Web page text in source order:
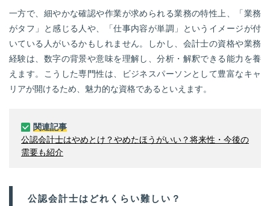
一方で、細やかな確認や作業が求められる業務の特性上、「業務
がタフ」と感じる人や、「仕事内容が単調」というイメージが付
いている人がいるかもしれません。しかし、会計士の資格や業務
経験は、数字の背景や意味を理解し、分析・解釈できる能力を養
えます。こうした専門性は、ビジネスパーソンとして豊富なキャ
リアが開けるため、魅力的な資格であるといえます。
関連記事
公認会計士はやめとけ？やめたほうがいい？将来性・今後の
需要も紹介
公認会計士はどれくらい難しい？